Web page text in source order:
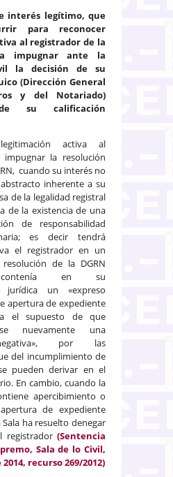
interés legítimo, que
para reconocer
al registrador de la
impugnar ante la
la decisión de su
(Dirección General
y del Notariado)
su calificación
activa al
impugnar la resolución
cuando su interés no
inherente a su
de la legalidad registral
de la existencia de una
de responsabilidad
es decir tendrá
el registrador en un
de la DGRN
contenía en su
jurídica un «expreso
apertura de expediente
el supuesto de que
nuevamente una
por las
del incumplimiento de
pueden derivar en el
En cambio, cuando la
apercibimiento o
de expediente
ha resuelto denegar
registrador (Sentencia
Sala de lo Civil,
recurso 269/2012)